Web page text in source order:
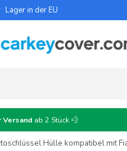
Lager in der EU
ab 2 Stück 💨
Hülle kompatibel mit